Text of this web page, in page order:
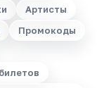
Артисты
Промокоды